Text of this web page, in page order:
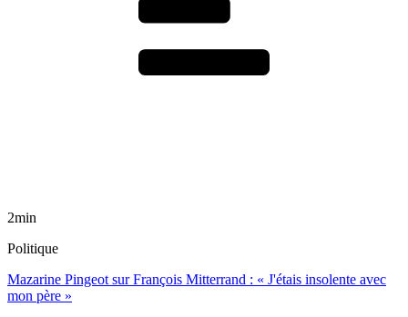
2min
Politique
Mazarine Pingeot sur François Mitterrand : « J'étais insolente avec
mon père »